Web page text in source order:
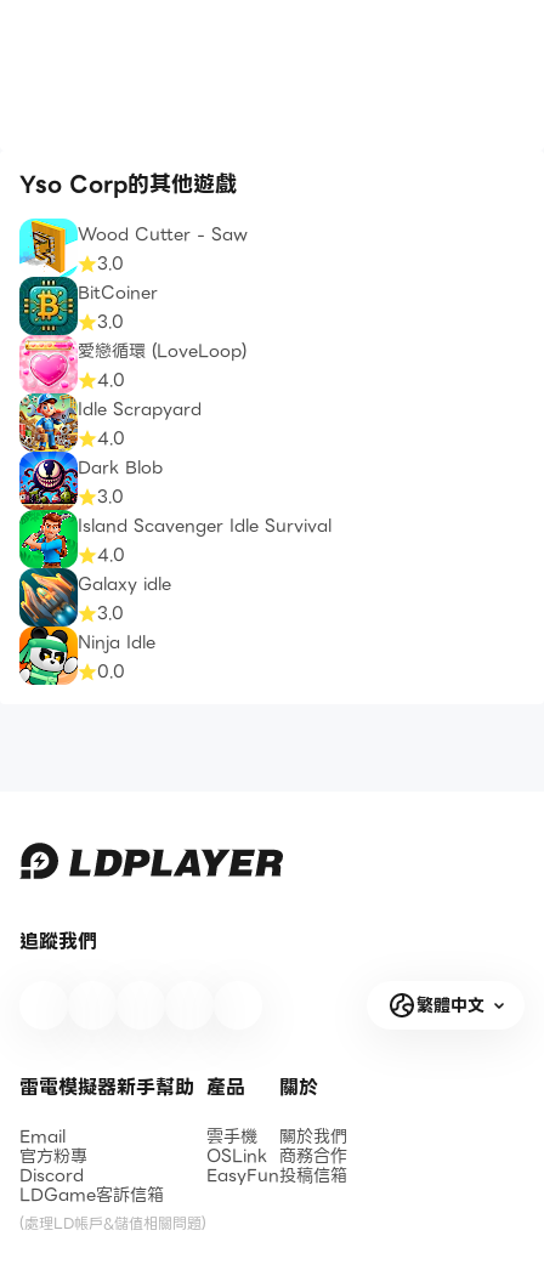
Yso Corp的其他遊戲
Wood Cutter - Saw
3.0
BitCoiner
3.0
愛戀循環 (LoveLoop)
4.0
Idle Scrapyard
4.0
Dark Blob
3.0
Island Scavenger Idle Survival
4.0
Galaxy idle
3.0
Ninja Idle
0.0
追蹤我們
繁體中文
雷電模擬器新手幫助
Email
官方粉專
Discord
LDGame客訴信箱
(處理LD帳戶&儲值相關問題)
產品
雲手機
OSLink
EasyFun
關於
關於我們
商務合作
投稿信箱